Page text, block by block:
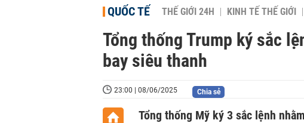
QUỐC TẾ THẾ GIỚI 24H KINH TẾ THẾ GIỚI
Tổng thống Trump ký sắc
bay siêu thanh
23:00 | 08/06/2025 Chia sẻ
Tổng thống Mỹ ký 3 sắc lệnh